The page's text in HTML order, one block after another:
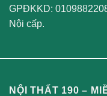
GPĐKKD:
Nội cấp.
NỘI THẤT 190 –